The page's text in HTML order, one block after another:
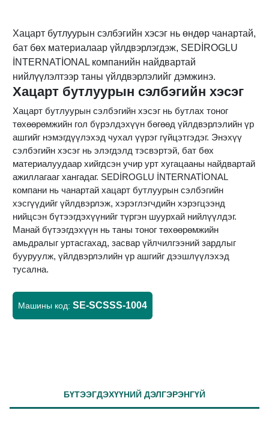
Хацарт бутлуурын сэлбэгийн хэсэг нь өндөр чанартай,
бат бөх материалаар үйлдвэрлэгдэж, SEDİROGLU
İNTERNATİONAL компанийн найдвартай
нийлүүлэлтээр таны үйлдвэрлэлийг дэмжинэ.
Хацарт бутлуурын сэлбэгийн хэсэг
Хацарт бутлуурын сэлбэгийн хэсэг нь бутлах тоног
төхөөрөмжийн гол бүрэлдэхүүн бөгөөд үйлдвэрлэлийн үр
ашгийг нэмэгдүүлэхэд чухал үүрэг гүйцэтгэдэг. Энэхүү
сэлбэгийн хэсэг нь элэгдэлд тэсвэртэй, бат бөх
материалуудаар хийгдсэн учир урт хугацааны найдвартай
ажиллагааг хангадаг. SEDİROGLU İNTERNATİONAL
компани нь чанартай хацарт бутлуурын сэлбэгийн
хэсгүүдийг үйлдвэрлэж, хэрэглэгчдийн хэрэгцээнд
нийцсэн бүтээгдэхүүнийг түргэн шуурхай нийлүүлдэг.
Манай бүтээгдэхүүн нь таны тоног төхөөрөмжийн
амьдралыг уртасгахад, засвар үйлчилгээний зардлыг
бууруулж, үйлдвэрлэлийн үр ашгийг дээшлүүлэхэд
тусална.
Машины код: SE-SCSSS-1004
БҮТЭЭГДЭХҮҮНИЙ ДЭЛГЭРЭНГҮЙ